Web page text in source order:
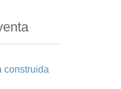
construida